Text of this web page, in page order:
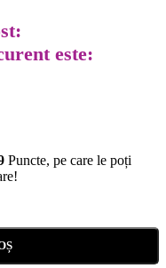
este:
Puncte, pe care le poți